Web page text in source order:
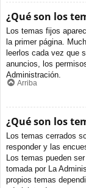
¿Qué son los
Los temas fijos
la primer página.
leerlos cada vez que
anuncios, los
Administración.
Arriba
¿Qué son los
Los temas cerrados
responder y las
Los temas pueden
tomada por La
propios temas